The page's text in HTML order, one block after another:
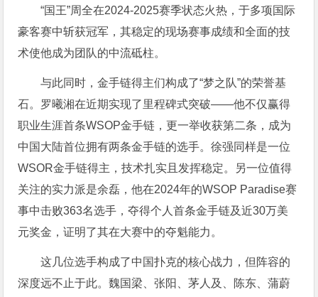
“国王”周全在2024-2025赛季状态火热，于多项国际
豪客赛中斩获冠军，其稳定的现场赛事成绩和全面的技
术使他成为团队的中流砥柱。
与此同时，金手链得主们构成了“梦之队”的荣誉基
石。罗曦湘在近期实现了里程碑式突破——他不仅赢得
职业生涯首条WSOP金手链，更一举收获第二条，成为
中国大陆首位拥有两条金手链的选手。徐强同样是一位
WSOR金手链得主，技术扎实且发挥稳定。另一位值得
关注的实力派是余磊，他在2024年的WSOP Paradise赛
事中击败363名选手，夺得个人首条金手链及近30万美
元奖金，证明了其在大赛中的夺魁能力。
这几位选手构成了中国扑克的核心战力，但阵容的
深度远不止于此。魏国梁、张阳、茅人及、陈东、蒲蔚